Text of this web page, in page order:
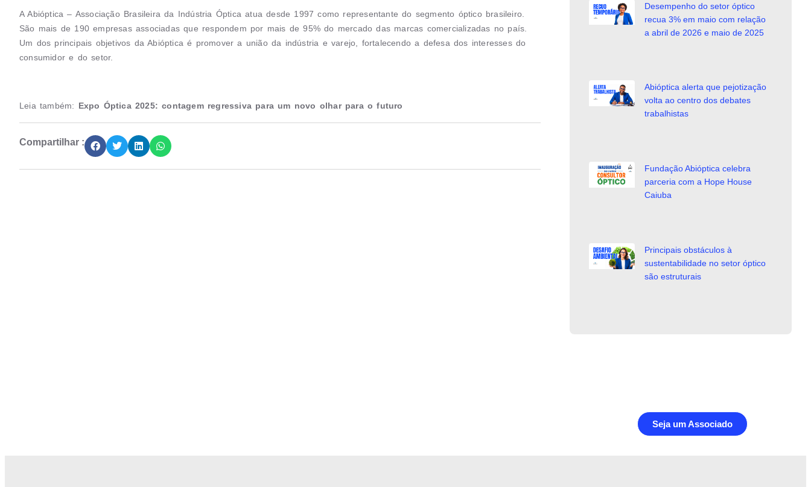
A Abióptica – Associação Brasileira da Indústria Óptica atua desde 1997 como representante do segmento óptico brasileiro.
São mais de 190 empresas associadas que respondem por mais de 95% do mercado das marcas comercializadas no país.
Um dos principais objetivos da Abióptica é promover a união da indústria e varejo, fortalecendo a defesa dos interesses do
consumidor e do setor.
Leia também: Expo Óptica 2025: contagem regressiva para um novo olhar para o futuro
Compartilhar :
Desempenho do setor óptico
recua 3% em maio com relação
a abril de 2026 e maio de 2025
Abióptica alerta que pejotização
volta ao centro dos debates
trabalhistas
Fundação Abióptica celebra
parceria com a Hope House
Caiuba
Principais obstáculos à
sustentabilidade no setor óptico
são estruturais
Seja um Associado